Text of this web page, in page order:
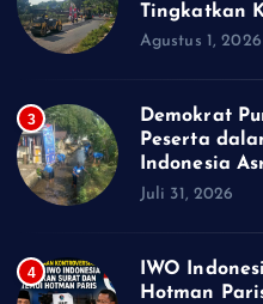
Tingkatkan
Agustus 1, 2026
3
Demokrat
Peserta
Indonesia
Juli 31, 2026
4
IWO
Hotman